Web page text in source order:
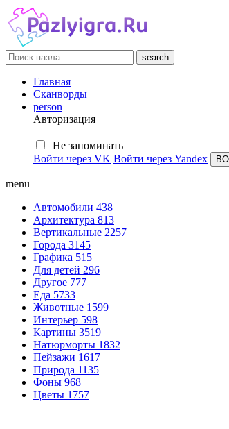
search
Главная
Сканворды
person
Авторизация
Не запоминать
Войти через VK Войти через Yandex
menu
Автомобили 438
Архитектура 813
Вертикальные 2257
Города 3145
Графика 515
Для детей 296
Другое 777
Еда 5733
Животные 1599
Интерьер 598
Картины 3519
Натюрморты 1832
Пейзажи 1617
Природа 1135
Фоны 968
Цветы 1757